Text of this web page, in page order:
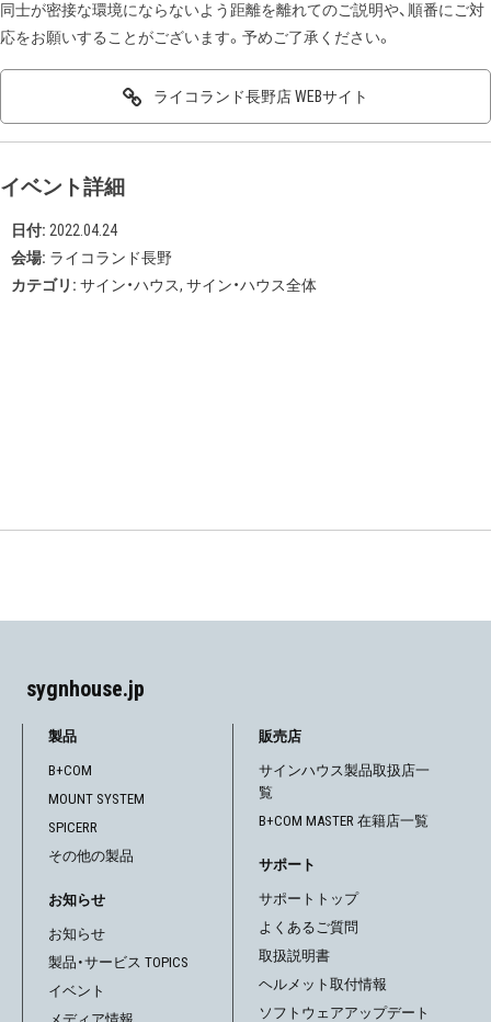
同士が密接な環境にならないよう距離を離れてのご説明や、順番にご対
応をお願いすることがございます。予めご了承ください。
ライコランド長野店 WEBサイト
イベント詳細
日付: 2022.04.24
会場: ライコランド長野
カテゴリ: サイン・ハウス, サイン・ハウス全体
sygnhouse.jp
製品
B+COM
MOUNT SYSTEM
SPICERR
その他の製品
お知らせ
お知らせ
製品・サービス TOPICS
イベント
販売店
サインハウス製品取扱店一
覧
B+COM MASTER 在籍店一覧
サポート
サポートトップ
よくあるご質問
取扱説明書
ヘルメット取付情報
ソフトウェアアップデート